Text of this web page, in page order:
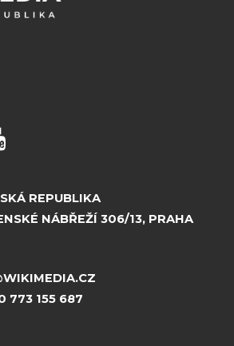
REPUBLIKA
NÁBŘEŽÍ 306/13, PRAHA
773 155 687